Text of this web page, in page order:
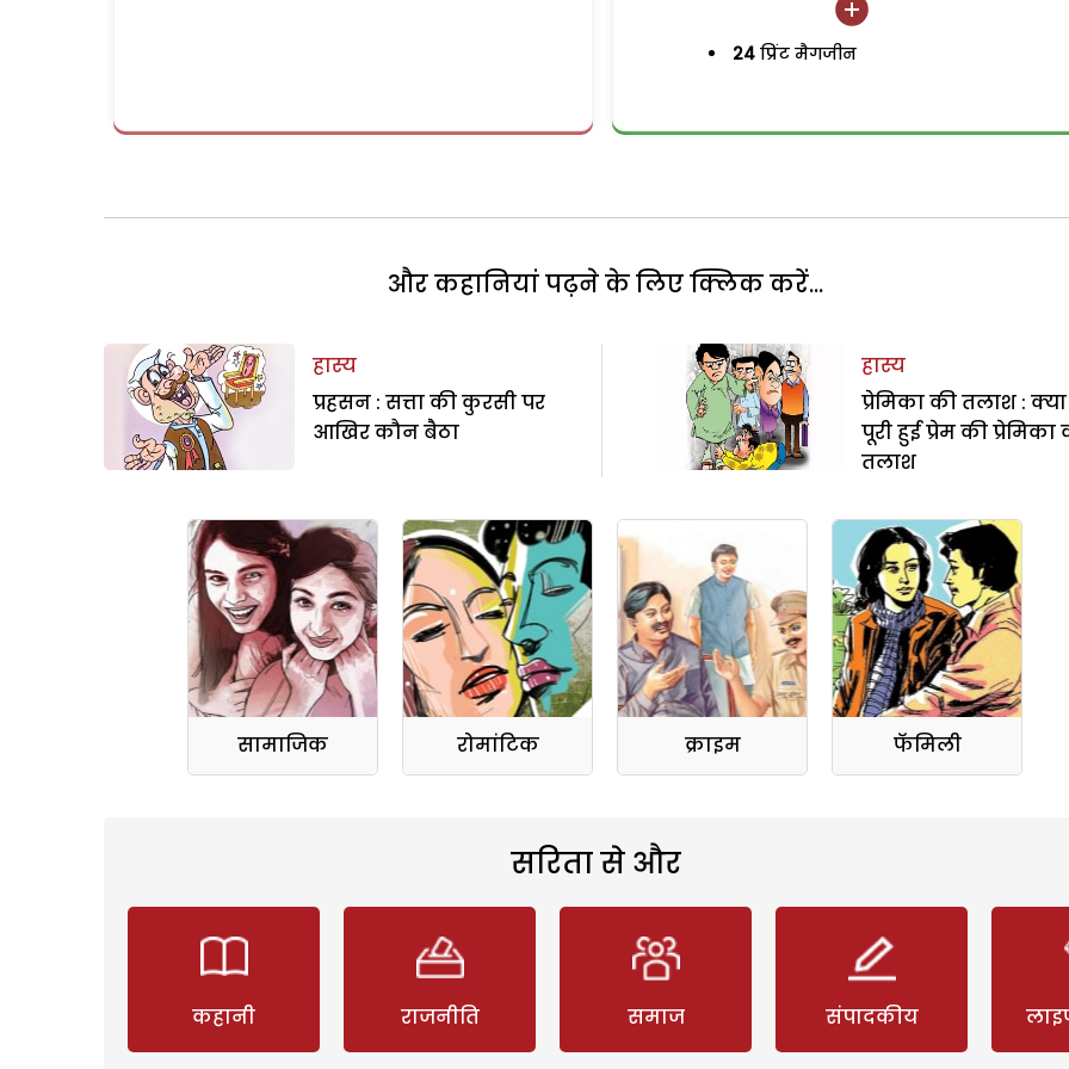
24 प्रिंट मैगजीन
और कहानियां पढ़ने के लिए क्लिक करें...
हास्य
प्रहसन : सत्ता की कुरसी पर
आखिर कौन बैठा
हास्य
प्रेमिका की तलाश : क्या
पूरी हुई प्रेम की प्रेमिका
तलाश
सामाजिक रोमांटिक क्राइम फॅमिली
सरिता से और
कहानी राजनीति समाज संपादकीय